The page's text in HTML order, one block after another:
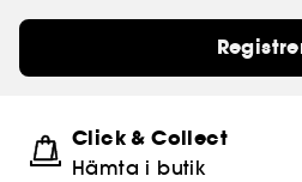
Click & Collect
Hämta i butik​